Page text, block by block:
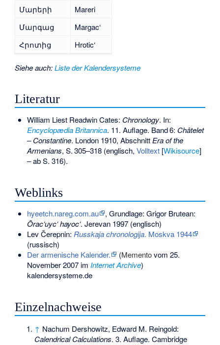
Մարերի
Mareri
Մարգաց
Margac‘
Հրոտից
Hrotic‘
Siehe auch:Liste der Kalendersysteme
Literatur
William Liest Readwin Cates: Chronology. In:
Encyclopædia Britannica. 11. Auflage. Band6: Châtelet
– Constantine. London 1910, AbschnittEra of the
Armenians, S.305–318(englisch, Volltext[Wikisource]
– ab S. 316).
Weblinks
hyeetch.nareg.com.au
, Grundlage: Grigor Brutean:
Ōrac‘uyc‘ hayoc‘. Jerevan 1997 (englisch)
Lev Čerepnin: Russkaja chronologija. Moskva 1944
(russisch)
Der armenische Kalender.
(Mementovom 25.
November 2007 im Internet Archive)
kalendersysteme.de
Einzelnachweise
↑ Nachum Dershowitz, Edward M. Reingold:
Calendrical Calculations. 3. Auflage. Cambridge